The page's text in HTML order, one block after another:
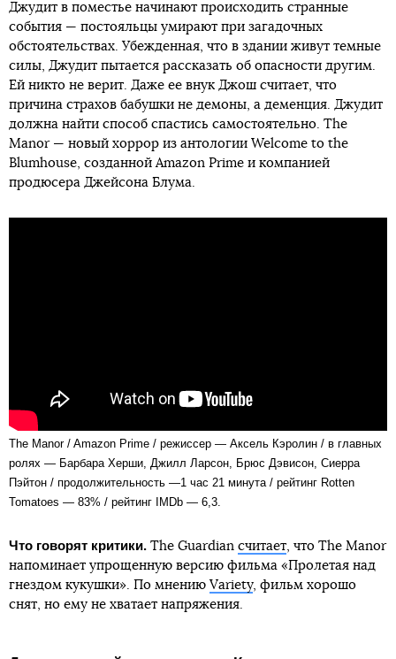
Джудит в поместье начинают происходить странные
события — постояльцы умирают при загадочных
обстоятельствах. Убежденная, что в здании живут темные
силы, Джудит пытается рассказать об опасности другим.
Ей никто не верит. Даже ее внук Джош считает, что
причина страхов бабушки не демоны, а деменция. Джудит
должна найти способ спастись самостоятельно. The
Manor — новый хоррор из антологии Welcome to the
Blumhouse, созданной Amazon Prime и компанией
продюсера Джейсона Блума.
The Manor / Amazon Prime / режиссер — Аксель Кэролин / в главных
ролях — Барбара Херши, Джилл Ларсон, Брюс Дэвисон, Сиерра
Пэйтон / продолжительность —1 час 21 минута / рейтинг Rotten
Tomatoes — 83% / рейтинг IMDb — 6,3.
Что говорят критики. The Guardian считает, что The Manor
напоминает упрощенную версию фильма «Пролетая над
гнездом кукушки». По мнению Variety, фильм хорошо
снят, но ему не хватает напряжения.